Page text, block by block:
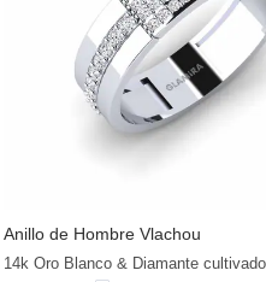
Anillo de Hombre Vlachou
14k Oro Blanco & Diamante